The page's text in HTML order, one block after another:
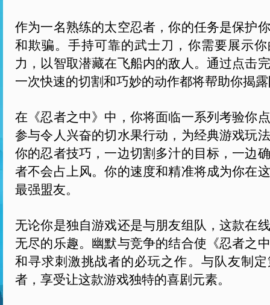
作为一名熟练的太空忍者，你的任务是保护
和欺骗。手持可靠的武士刀，你需要展示
力，以智取潜藏在飞船内的敌人。通过点击
一次快速的切割和巧妙的动作都将帮助你揭
在《忍者之中》中，你将面临一系列考验你
参与令人兴奋的切水果行动，为经典游戏玩
你的忍者技巧，一边切割多汁的目标，一边
者不会占上风。你的速度和精准将成为你在
最强盟友。
无论你是独自游戏还是与朋友组队，这款在
无尽的乐趣。幽默与竞争的结合使《忍者之
和寻求刺激挑战者的必玩之作。与队友制
者，享受让这款游戏独特的喜剧元素。